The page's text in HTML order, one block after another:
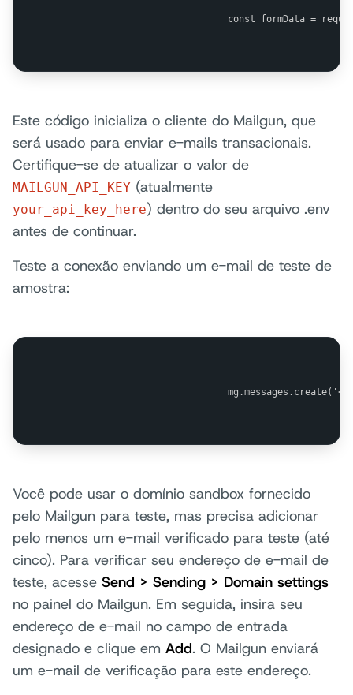
const formData =
Este código inicializa o cliente do Mailgun, que
será usado para enviar e-mails transacionais.
Certifique-se de atualizar o valor de
MAILGUN_API_KEY (atualmente
your_api_key_here) dentro do seu arquivo .env
antes de continuar.
Teste a conexão enviando um e-mail de teste de
amostra:
Você pode usar o domínio sandbox fornecido
pelo Mailgun para teste, mas precisa adicionar
pelo menos um e-mail verificado para teste (até
cinco). Para verificar seu endereço de e-mail de
teste, acesse Send > Sending > Domain settings
no painel do Mailgun. Em seguida, insira seu
endereço de e-mail no campo de entrada
designado e clique em Add. O Mailgun enviará
um e-mail de verificação para este endereço.